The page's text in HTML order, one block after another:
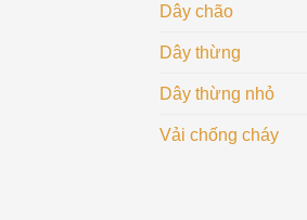
Dây chão
Dây thừng
Dây thừng nhỏ
Vải chống cháy